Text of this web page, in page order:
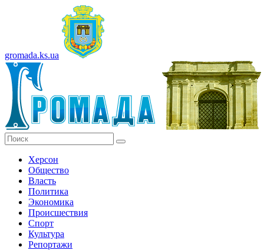
gromada.ks.ua
Херсон
Общество
Власть
Политика
Экономика
Происшествия
Спорт
Культура
Репортажи